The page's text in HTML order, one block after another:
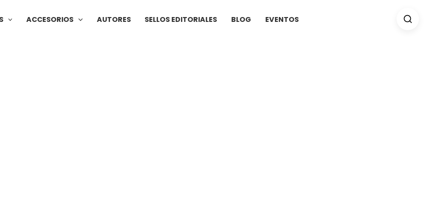
ACCESORIOS AUTORES SELLOS EDITORIALES BLOG EVENTOS